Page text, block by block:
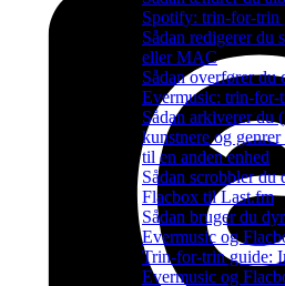
Spotify: trin-for-trin
Sådan redigerer du
eller MAC
Sådan overfører du
Evermusic: trin-for-
Sådan arkiverer du
kunstnere og
til en anden enhed
Sådan scrobbler
Flacbox til Last.fm
Sådan bruger du
Evermusic og
Trin-for-trin guide:
Evermusic og